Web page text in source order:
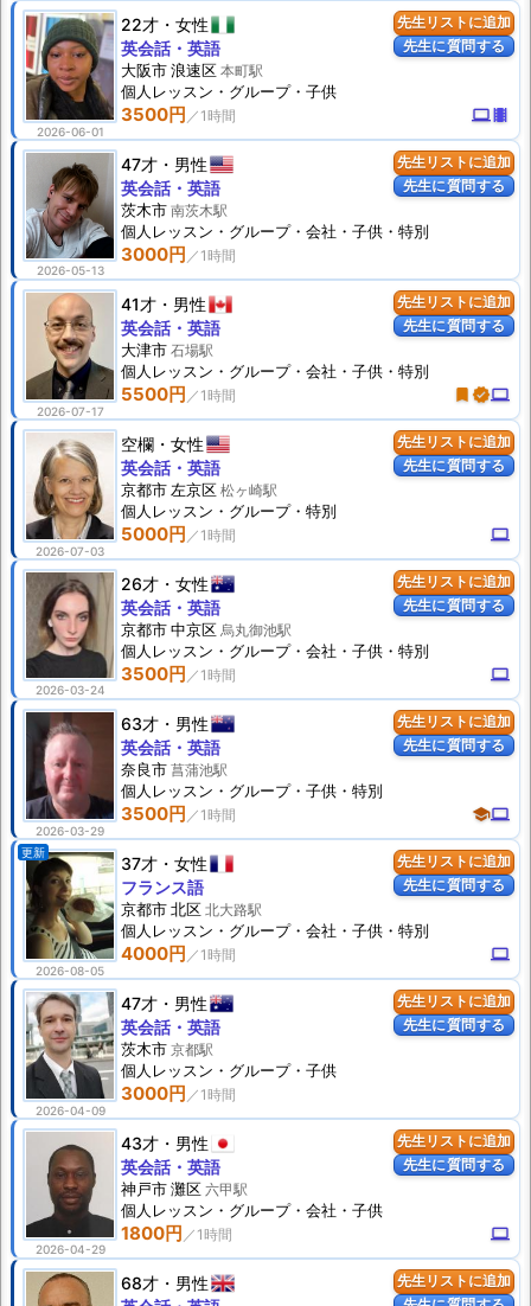
先生リストに追加
先生に質問する
2026-06-01
22才 女性
3500円 computertheaters
英会話・英語
大阪市 浪速区 本町駅
個人 レッスン ・グループ・子供
先生リストに追加
先生に質問する
2026-05-13
47才 男性
3000円
英会話・英語
茨木市 南茨木駅
個人 レッスン ・グループ・会社・子供・特別
先生リストに追加
先生に質問する
2026-07-17
41才 男性
5500円 turned_inverifiedcomputer
英会話・英語
大津市 石場駅
個人 レッスン ・グループ・会社・子供・特別
先生リストに追加
先生に質問する
2026-07-03
空欄 女性
5000円 computer
英会話・英語
京都市 左京区 松ヶ崎駅
個人 レッスン ・グループ・特別
先生リストに追加
先生に質問する
2026-03-24
26才 女性
3500円 computer
英会話・英語
京都市 中京区 烏丸御池駅
個人 レッスン ・グループ・会社・子供・特別
先生リストに追加
先生に質問する
2026-03-29
63才 男性
3500円 schoolcomputer
英会話・英語
奈良市 菖蒲池駅
個人 レッスン ・グループ・子供・特別
先生リストに追加
先生に質問する
更新
2026-08-05
37才 女性
4000円 computer
フランス語
京都市 北区 北大路駅
個人 レッスン ・グループ・会社・子供・特別
先生リストに追加
先生に質問する
2026-04-09
47才 男性
3000円
英会話・英語
茨木市 京都駅
個人 レッスン ・グループ・子供
先生リストに追加
先生に質問する
2026-04-29
43才 男性
1800円 computer
英会話・英語
神戸市 灘区 六甲駅
個人 レッスン ・グループ・会社・子供
先生リストに追加
68才
男性